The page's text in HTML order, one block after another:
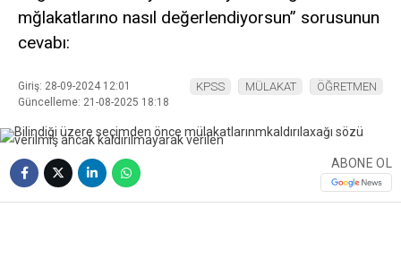
mğlakatlarıno nasıl değerlendiyorsun” sorusunun
cevabı:
Giriş: 28-09-2024 12:01
Güncelleme: 21-08-2025 18:18
KPSS MÜLAKAT ÖĞRETMEN
ABONE OL